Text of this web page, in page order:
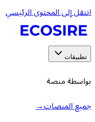
انتقل إلى المحتوى الرئيسي
تطبيقات
بواسطة منصة
جميع المنصات→